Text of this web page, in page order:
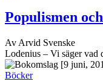
Populismen
Av Arvid Svenske
Lodenius – Vi säger vad
[9 juni,
Böcker